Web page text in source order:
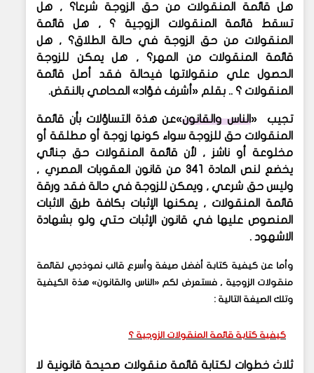
هل قائمة المنقولات من حق الزوجة شرعا؟ , هل
تسقط قائمة المنقولات الزوجية ؟ , هل قائمة
المنقولات من حق الزوجة في حالة الطلاق؟ , هل
قائمة المنقولات من المهر؟ , هل يمكن للزوجة
الحصول علي منقولاتها فيحالة فقد أصل قائمة
المنقولات ؟ .. بقلم » أشرف فؤاد« المحامي بالنقض.
تجيب «الناس والقانون»
عن هذة التساؤلات بأن قائمة
المنقولات حق للزوجة سواء كونها زوجة أو مطلقة أو
مخلوعة أو ناشز , لأن قائمة المنقولات حق جنائي
يخضع لنص المادة 341 من قانون العقوبات المصري ,
وليس حق شرعي , ويمكن للزوجة في حالة فقد ورقة
قائمة المنقولات , يمكنها الإثبات بكافة طرق الاثبات
المنصوص عليها في قانون الإثبات حتي ولو بشهادة
الاشهود .
وأما عن كيفية كتابة أفضل صيغة وأسرع قالب نموذجي لقائمة
منقولات الزوجية , فستعرض لكم «الناس والقانون» هذة الكيفية
وتلك الصيغة التالية :
كيفية كتابة قائمة المنقولات الزوجية ؟
ثلاث خطوات لكتابة قائمة منقولات صحيحة قانونية لا